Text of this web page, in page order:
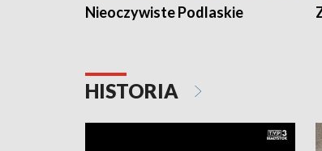
Nieoczywiste Podlaskie
HISTORIA